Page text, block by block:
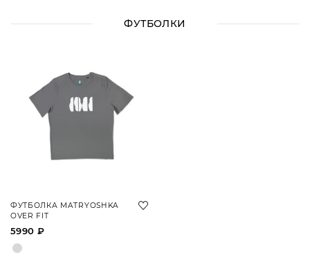
ФУТБОЛКИ
ФУТБОЛКА MATRYOSHKA
OVER FIT
5990 ₽